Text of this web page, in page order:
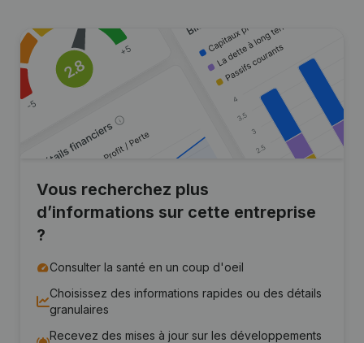
Vous recherchez plus
d’informations sur cette entreprise
?
Consulter la santé en un coup d'oeil
Choisissez des informations rapides ou des détails
granulaires
Recevez des mises à jour sur les développements